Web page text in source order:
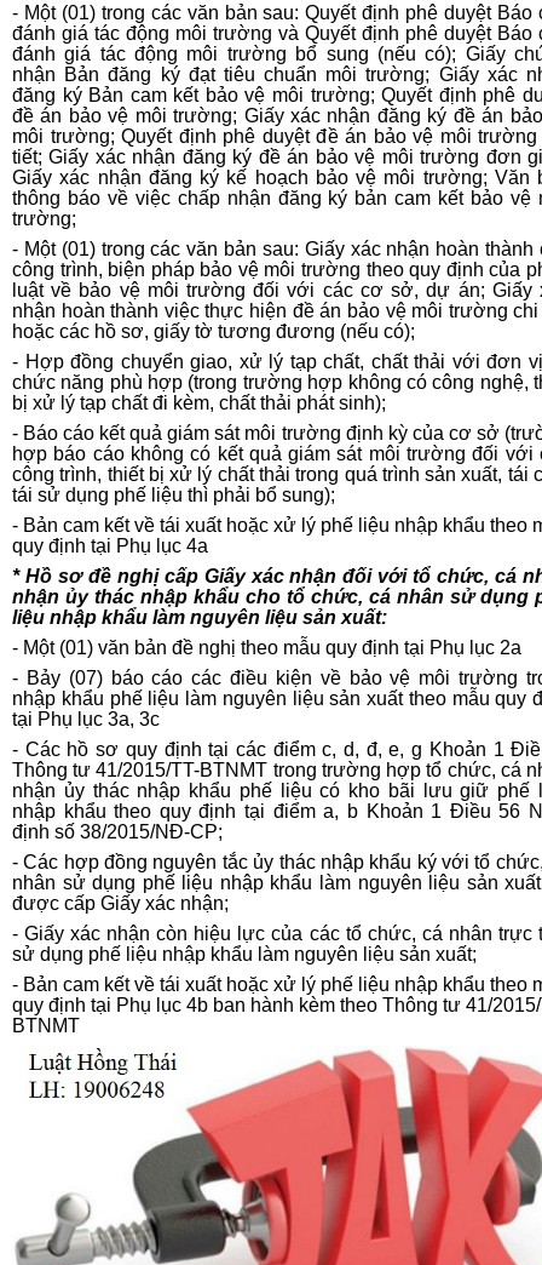
- Một (01) trong các văn bản sau: Quyết định phê duyệt Báo
đánh giá tác động môi trường và Quyết định phê duyệt Báo
đánh giá tác động môi trường bổ sung (nếu có); Giấy
nhận Bản đăng ký đạt tiêu chuẩn môi trường; Giấy xác
đăng ký Bản cam kết bảo vệ môi trường; Quyết định phê
đề án bảo vệ môi trường; Giấy xác nhận đăng ký đề án
môi trường; Quyết định phê duyệt đề án bảo vệ môi
tiết; Giấy xác nhận đăng ký đề án bảo vệ môi trường đơn
Giấy xác nhận đăng ký kế hoạch bảo vệ môi trường; Văn
thông báo về việc chấp nhận đăng ký bản cam kết bảo vệ
trường;
- Một (01) trong các văn bản sau: Giấy xác nhận hoàn thành
công trình, biện pháp bảo vệ môi trường theo quy định của
luật về bảo vệ môi trường đối với các cơ sở, dự án; Giấy
nhận hoàn thành việc thực hiện đề án bảo vệ môi trường chi
hoặc các hồ sơ, giấy tờ tương đương (nếu có);
- Hợp đồng chuyển giao, xử lý tạp chất, chất thải với đơn
chức năng phù hợp (trong trường hợp không có công nghệ,
bị xử lý tạp chất đi kèm, chất thải phát sinh);
- Báo cáo kết quả giám sát môi trường định kỳ của cơ sở
hợp báo cáo không có kết quả giám sát môi trường đối với
công trình, thiết bị xử lý chất thải trong quá trình sản xuất, tái
tái sử dụng phế liệu thì phải bổ sung);
- Bản cam kết về tái xuất hoặc xử lý phế liệu nhập khẩu theo
quy định tại Phụ lục 4a
* Hồ sơ đề nghị cấp Giấy xác nhận đối với tổ chức, cá
nhận ủy thác nhập khẩu cho tổ chức, cá nhân sử dụng
liệu nhập khẩu làm nguyên liệu sản xuất:
- Một (01) văn bản đề nghị theo mẫu quy định tại Phụ lục 2a
- Bảy (07) báo cáo các điều kiện về bảo vệ môi trường
nhập khẩu phế liệu làm nguyên liệu sản xuất theo mẫu quy
tại Phụ lục 3a, 3c
- Các hồ sơ quy định tại các điểm c, d, đ, e, g Khoản 1
Thông tư 41/2015/TT-BTNMT trong trường hợp tổ chức, cá
nhận ủy thác nhập khẩu phế liệu có kho bãi lưu giữ phế
nhập khẩu theo quy định tại điểm a, b Khoản 1 Điều 56
định số 38/2015/NĐ-CP;
- Các hợp đồng nguyên tắc ủy thác nhập khẩu ký với tổ
nhân sử dụng phế liệu nhập khẩu làm nguyên liệu sản
được cấp Giấy xác nhận;
- Giấy xác nhận còn hiệu lực của các tổ chức, cá nhân trực
sử dụng phế liệu nhập khẩu làm nguyên liệu sản xuất;
- Bản cam kết về tái xuất hoặc xử lý phế liệu nhập khẩu theo
quy định tại Phụ lục 4b ban hành kèm theo Thông tư 41/
BTNMT